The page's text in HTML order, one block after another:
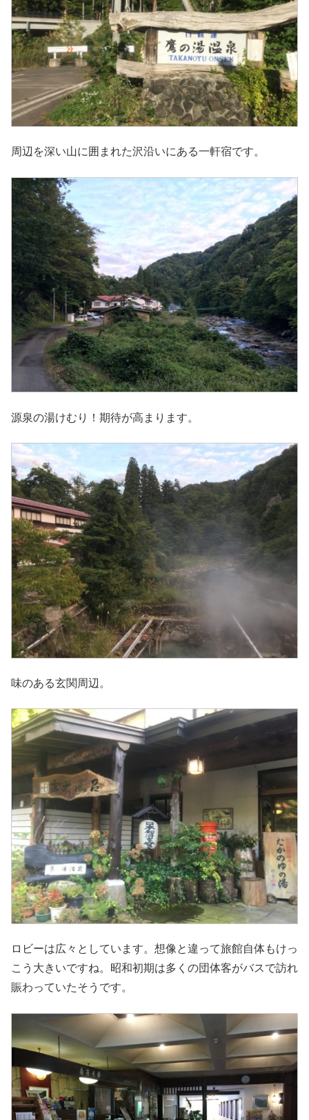
周辺を深い山に囲まれた沢沿いにある一軒宿です。
源泉の湯けむり！期待が高まります。
味のある玄関周辺。
ロビーは広々としています。想像と違って旅館自体もけっ
こう大きいですね。昭和初期は多くの団体客がバスで訪れ
賑わっていたそうです。